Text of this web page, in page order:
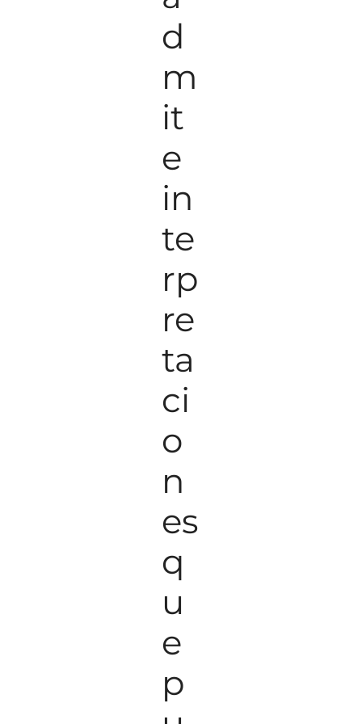
d
m
it
e
in
te
rp
re
ta
ci
o
n
es
q
u
e
p